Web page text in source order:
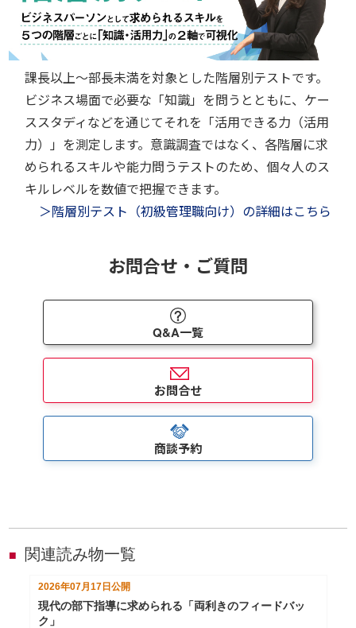
課長以上～部長未満を対象とした階層別テストです。
ビジネス場面で必要な「知識」を問うとともに、ケー
ススタディなどを通じてそれを「活用できる力（活用
力）」を測定します。意識調査ではなく、各階層に求
められるスキルや能力問うテストのため、個々人のス
キルレベルを数値で把握できます。
＞階層別テスト（初級管理職向け）の詳細はこちら
お問合せ・ご質問
Q&A一覧
お問合せ
商談予約
■ 関連読み物一覧
2026年07月17日公開
現代の部下指導に求められる「両利きのフィードバッ
ク」